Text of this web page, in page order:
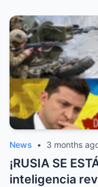
News • 3 months
¡RUSIA SE
inteligencia